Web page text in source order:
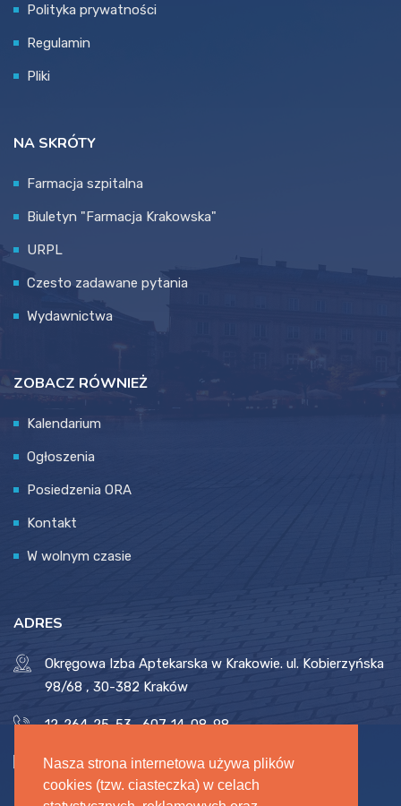
Nasza strona internetowa używa plików
cookies (tzw. ciasteczka) w celach
Polityka prywatności
Regulamin
Pliki
NA SKRÓTY
Farmacja szpitalna
Biuletyn "Farmacja Krakowska"
URPL
Czesto zadawane pytania
Wydawnictwa
ZOBACZ RÓWNIEŻ
Kalendarium
Ogłoszenia
Posiedzenia ORA
Kontakt
W wolnym czasie
ADRES
Okręgowa Izba Aptekarska w Krakowie. ul. Kobierzyńska
98/68 , 30-382 Kraków
12-264-25-53,607-14-08-98
biuro@oia.krakow.pl,oia.krakow.pl